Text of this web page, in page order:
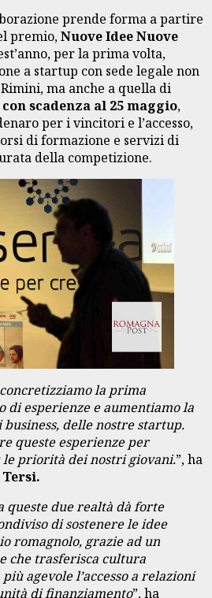
prende forma a partire
premio,Nuove Idee Nuove
per la prima volta,
a startup con sede legale non
ma anche a quella di
con scadenza al 25 maggio,
per i vincitori e l’accesso,
di formazione e servizi di
della competizione.
la prima
di esperienze e aumentiamo la
delle nostre startup.
queste esperienze per
le priorità dei nostri giovani.”, ha
queste due realtà dà forte
di sostenere le idee
romagnolo, grazie ad un
che trasferisca cultura
agevole l’accesso a relazioni
di finanziamento”, ha